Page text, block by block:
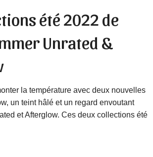
été 2022 de
Unrated &
la température avec deux nouvelles
un teint hâlé et un regard envoutant
et Afterglow. Ces deux collections été